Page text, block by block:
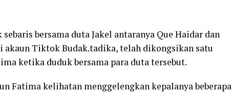
bersama duta Jakel antaranya Que Haidar dan
akaun Tiktok Budak.tadika, telah dikongsikan satu
ketika duduk bersama para duta tersebut.
Fatima kelihatan menggelengkan kepalanya beberapa